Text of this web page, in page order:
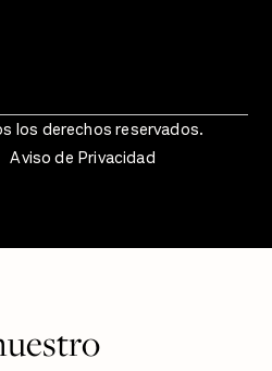
los derechos reservados.
Aviso de Privacidad